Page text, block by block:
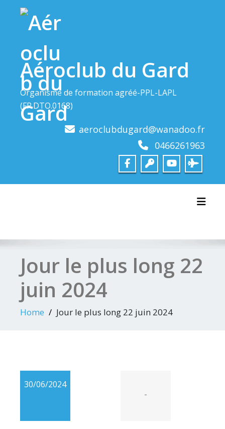
content
Aéroclub du Gard
Organisme de formation agréé-PPL-LAPL
(FR.DTO.0168)
aeroclubdugard@wanadoo.fr
0466261963
Jour le plus long 22
juin 2024
Home Jour le plus long 22 juin 2024
30/06/2024
-